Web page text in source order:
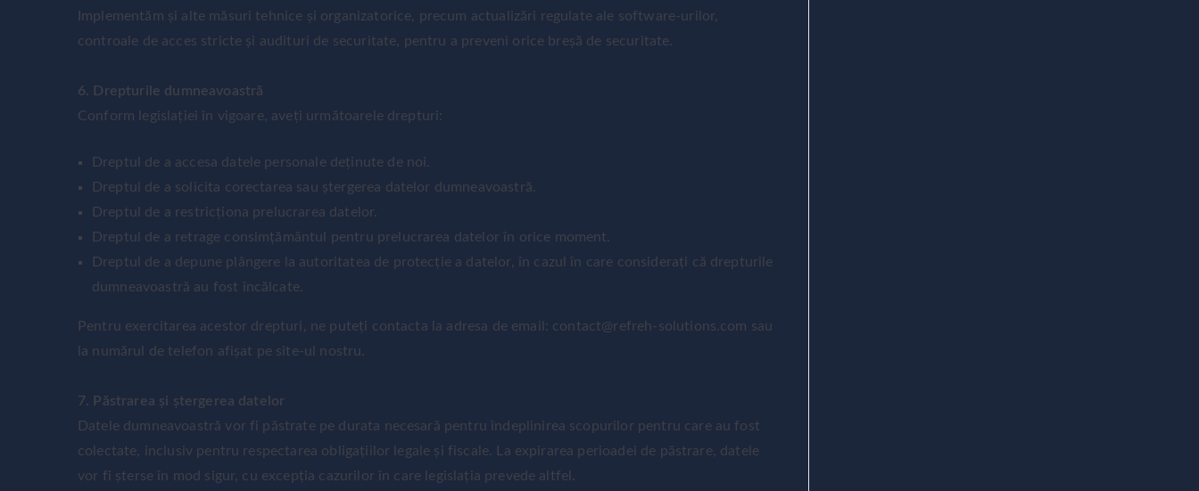
Implementăm și alte măsuri tehnice și organizatorice, precum actualizări regulate ale software-urilor,
controale de acces stricte și audituri de securitate, pentru a preveni orice breșă de securitate.
6. Drepturile dumneavoastră
Conform legislației în vigoare, aveți următoarele drepturi:
Dreptul de a accesa datele personale deținute de noi.
Dreptul de a solicita corectarea sau ștergerea datelor dumneavoastră.
Dreptul de a restricționa prelucrarea datelor.
Dreptul de a retrage consimțământul pentru prelucrarea datelor în orice moment.
Dreptul de a depune plângere la autoritatea de protecție a datelor, în cazul în care considerați că drepturile
dumneavoastră au fost încălcate.
Pentru exercitarea acestor drepturi, ne puteți contacta la adresa de email: contact@refreh-solutions.com sau
la numărul de telefon afișat pe site-ul nostru.
7. Păstrarea și ștergerea datelor
Datele dumneavoastră vor fi păstrate pe durata necesară pentru îndeplinirea scopurilor pentru care au fost
colectate, inclusiv pentru respectarea obligațiilor legale și fiscale. La expirarea perioadei de păstrare, datele
vor fi șterse în mod sigur, cu excepția cazurilor în care legislația prevede altfel.